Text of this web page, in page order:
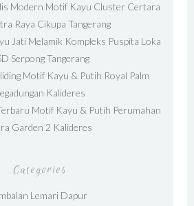
Modern Motif Kayu Cluster Certara
Raya Cikupa Tangerang
Jati Melamik Kompleks Puspita Loka
Serpong Tangerang
Motif Kayu & Putih Royal Palm
Kalideres
Motif Kayu & Putih Perumahan
Garden 2 Kalideres
Categories
Lemari Dapur